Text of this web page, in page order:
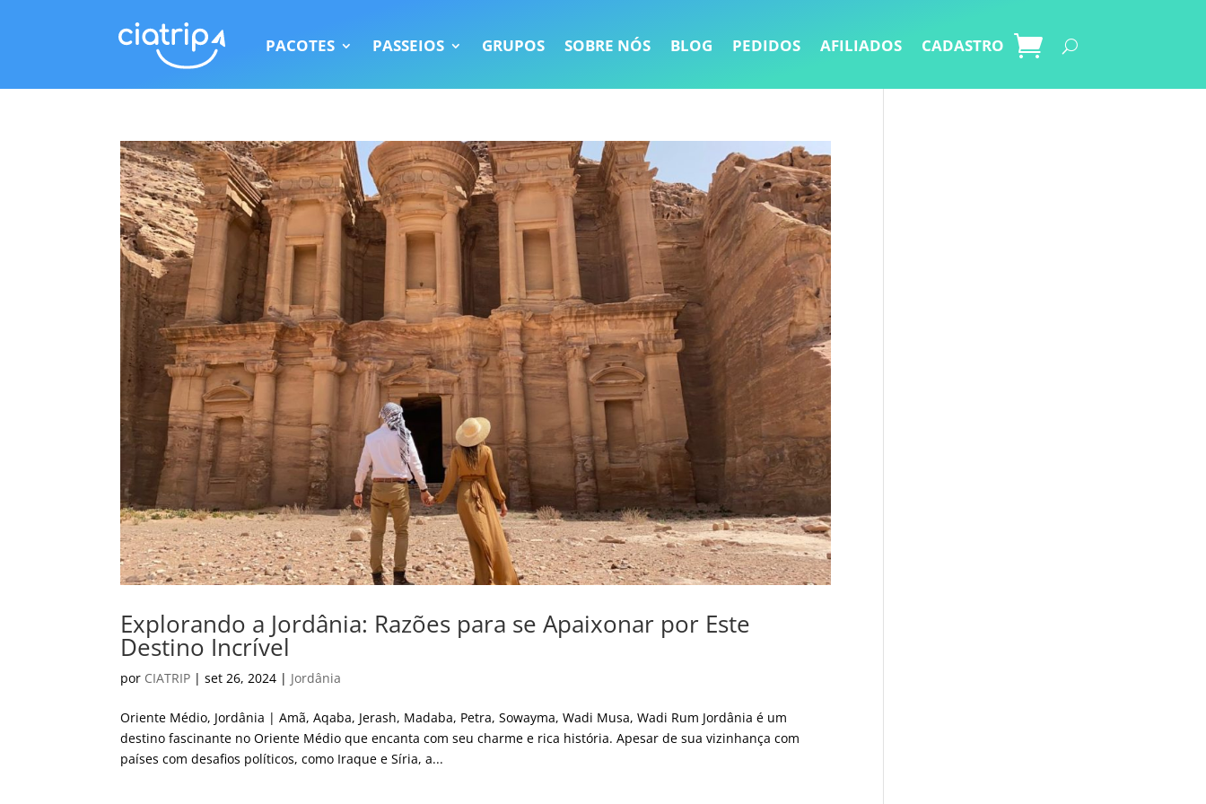
PACOTES PASSEIOS GRUPOS SOBRE NÓS BLOG PEDIDOS AFILIADOS CADASTRO
Explorando a Jordânia: Razões para se Apaixonar por Este
Destino Incrível
por CIATRIP |set 26, 2024 | Jordânia
Oriente Médio, Jordânia | Amã, Aqaba, Jerash, Madaba, Petra, Sowayma, Wadi Musa, Wadi Rum Jordânia é um
destino fascinante no Oriente Médio que encanta com seu charme e rica história. Apesar de sua vizinhança com
países com desafios políticos, como Iraque e Síria, a...